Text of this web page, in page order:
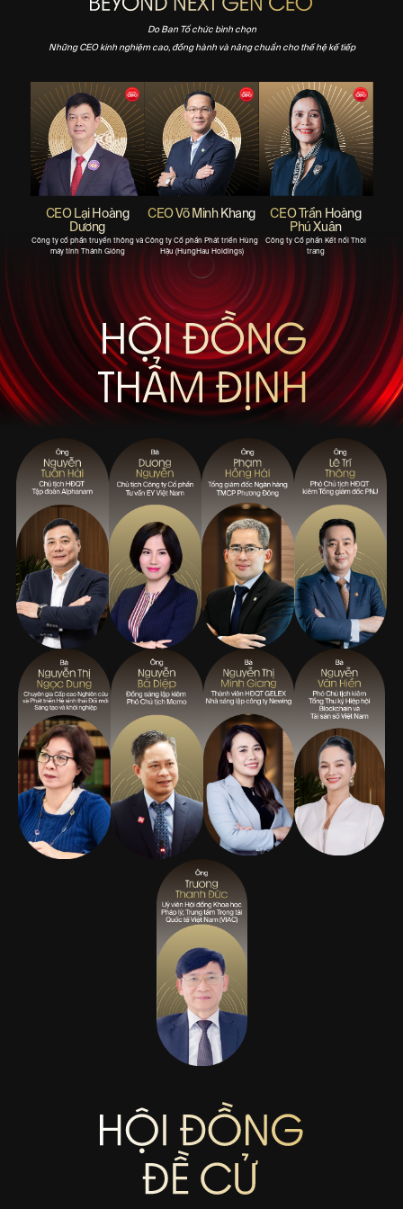
Do Ban Tổ chức bình chọn
Những CEO kinh nghiệm cao, đồng hành và nâng chuẩn cho thế hệ kế tiếp
CEO Lại Hoàng
Dương
Công ty cổ phần truyền thông và
máy tính Thánh Gióng
CEO Võ Minh Khang
Công ty Cổ phần Phát triển Hùng
Hậu (HungHau Holdings)
CEO Trần Hoàng
Phú Xuân
Công ty Cổ phần Kết nối Thời
trang